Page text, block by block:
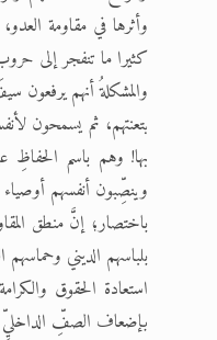
وأثرها في مقاومة
كثيرا ما تنفجر إلى
والمشكلةُ أنهم
بتعنتهم، ثم يسمحون
بها! وهم باسم الحفاظِ
وينصِّبون أنفسهم
باختصار؛ إنَّ منطق
بلباسهم الديني وحماسهم
استعادة الحقوق
بإضعاف الصفِّ الداخليِّ